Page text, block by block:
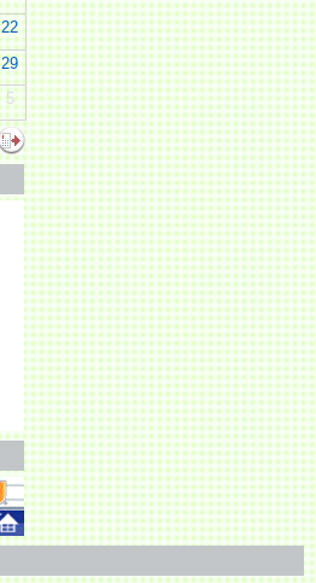
22
29
5